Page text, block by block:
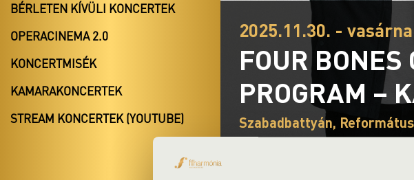
BÉRLETEN KÍVÜLI KONCERTEK
OPERACINEMA 2.0
KONCERTMISÉK
KAMARAKONCERTEK
STREAM KONCERTEK (YOUTUBE)
2025.11.30. -
FOUR
PROGRAM –
Szabadbattyán,